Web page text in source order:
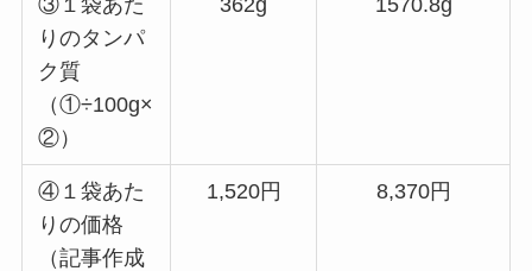
りのタンパ
ク質
（①÷100g×
②）
④１袋あた
りの価格
（記事作成
1,520円 8,370円